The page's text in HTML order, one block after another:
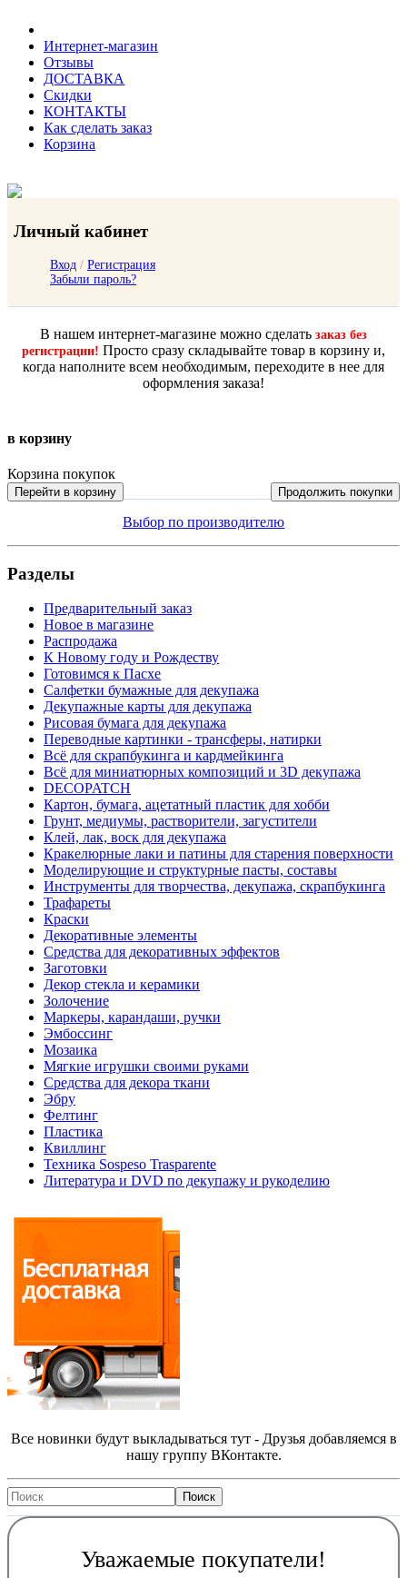
Интернет-магазин
Отзывы
ДОСТАВКА
Скидки
КОНТАКТЫ
Как сделать заказ
Корзина
Личный кабинет
Вход / Регистрация
Забыли пароль?
В нашем интернет-магазине можно сделать заказ без
регистрации! Просто сразу складывайте товар в корзину и,
когда наполните всем необходимым, переходите в нее для
оформления заказа!
в корзину
Корзина покупок
Перейти в корзину Продолжить покупки
Выбор по производителю
Разделы
Предварительный заказ
Новое в магазине
Распродажа
К Новому году и Рождеству
Готовимся к Пасхе
Салфетки бумажные для декупажа
Декупажные карты для декупажа
Рисовая бумага для декупажа
Переводные картинки - трансферы, натирки
Всё для скрапбукинга и кардмейкинга
Всё для миниатюрных композиций и 3D декупажа
DECOPATCH
Картон, бумага, ацетатный пластик для хобби
Грунт, медиумы, растворители, загустители
Клей, лак, воск для декупажа
Кракелюрные лаки и патины для старения поверхности
Моделирующие и структурные пасты, составы
Инструменты для творчества, декупажа, скрапбукинга
Трафареты
Краски
Декоративные элементы
Средства для декоративных эффектов
Заготовки
Декор стекла и керамики
Золочение
Маркеры, карандаши, ручки
Эмбоссинг
Мозаика
Мягкие игрушки своими руками
Средства для декора ткани
Эбру
Фелтинг
Пластика
Квиллинг
Техника Sospeso Trasparente
Литература и DVD по декупажу и рукоделию
Все новинки будут выкладываться тут - Друзья добавляемся в
нашу группу ВКонтакте.
Уважаемые покупатели!